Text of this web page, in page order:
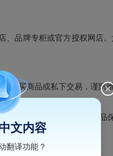
牌专柜或官方授权网店。
买商品或私下交易，谨防维
低、用户活跃度低的产品
文内容
翻译功能？